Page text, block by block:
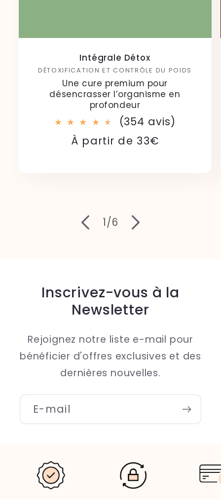
Intégrale Détox
DÉTOXIFICATION ET CONTRÔLE DU POIDS
Une cure premium pour
désencrasser l’organisme en
profondeur
(354 avis)
Prix
Prix
À partir de 33€
1/de
6
Inscrivez-vous à la
Newsletter
Rejoignez notre liste e-mail pour
bénéficier d'offres exclusives et des
dernières nouvelles.
E-mail